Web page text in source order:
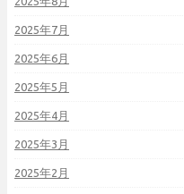
2025年7月
2025年6月
2025年5月
2025年4月
2025年3月
2025年2月